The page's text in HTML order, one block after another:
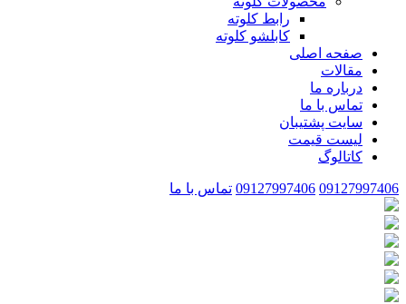
رابط کلوته
کابلشو کلوته
صفحه اصلی
مقالات
درباره ما
تماس با ما
سایت پشتیبان
لیست قیمت
کاتالوگ
09127997406
09127997406 تماس با ما